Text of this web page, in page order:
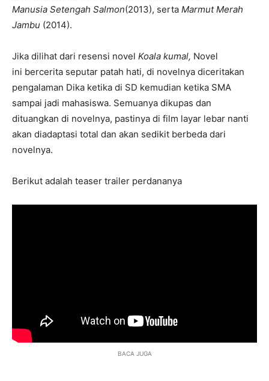
Manusia Setengah Salmon(2013), serta Marmut Merah
Jambu (2014).
Jika dilihat dari resensi novel Koala kumal, Novel
ini bercerita seputar patah hati, di novelnya diceritakan
pengalaman Dika ketika di SD kemudian ketika SMA
sampai jadi mahasiswa. Semuanya dikupas dan
dituangkan di novelnya, pastinya di film layar lebar nanti
akan diadaptasi total dan akan sedikit berbeda dari
novelnya.
Berikut adalah teaser trailer perdananya
BACA JUGA